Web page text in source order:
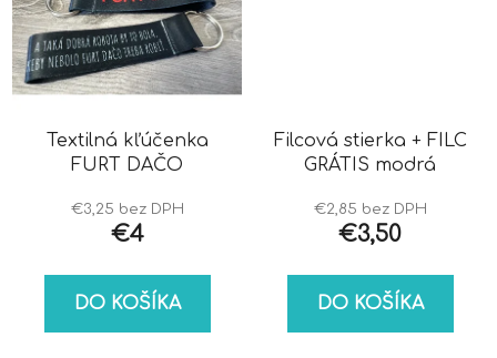
Textilná kľúčenka
FURT DAČO
€3,25 bez DPH
€4
DO KOŠÍKA
Filcová stierka + FILC
GRÁTIS modrá
€2,85 bez DPH
€3,50
DO KOŠÍKA